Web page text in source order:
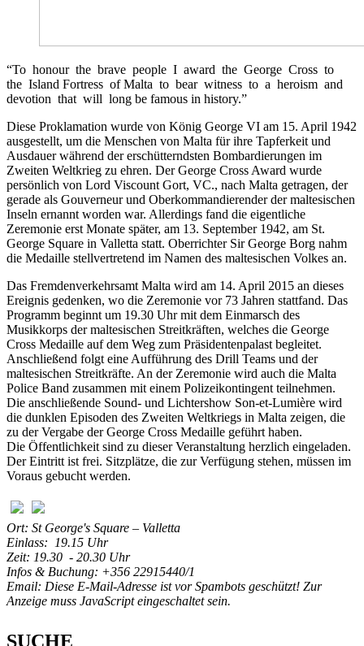
“To honour the brave people I award the George Cross to
the Island Fortress of Malta to bear witness to a heroism and
devotion that will long be famous in history.”
Diese Proklamation wurde von König George VI am 15. April 1942
ausgestellt, um die Menschen von Malta für ihre Tapferkeit und
Ausdauer während der erschütterndsten Bombardierungen im
Zweiten Weltkrieg zu ehren. Der George Cross Award wurde
persönlich von Lord Viscount Gort, VC., nach Malta getragen, der
gerade als Gouverneur und Oberkommandierender der maltesischen
Inseln ernannt worden war. Allerdings fand die eigentliche
Zeremonie erst Monate später, am 13. September 1942, am St.
George Square in Valletta statt. Oberrichter Sir George Borg nahm
die Medaille stellvertretend im Namen des maltesischen Volkes an.
Das Fremdenverkehrsamt Malta wird am 14. April 2015 an dieses
Ereignis gedenken, wo die Zeremonie vor 73 Jahren stattfand. Das
Programm beginnt um 19.30 Uhr mit dem Einmarsch des
Musikkorps der maltesischen Streitkräften, welches die George
Cross Medaille auf dem Weg zum Präsidentenpalast begleitet.
Anschließend folgt eine Aufführung des Drill Teams und der
maltesischen Streitkräfte. An der Zeremonie wird auch die Malta
Police Band zusammen mit einem Polizeikontingent teilnehmen.
Die anschließende Sound- und Lichtershow Son-et-Lumière wird
die dunklen Episoden des Zweiten Weltkriegs in Malta zeigen, die
zu der Vergabe der George Cross Medaille geführt haben.
Die Öffentlichkeit sind zu dieser Veranstaltung herzlich eingeladen.
Der Eintritt ist frei. Sitzplätze, die zur Verfügung stehen, müssen im
Voraus gebucht werden.
Ort: St George's Square – Valletta
Einlass: 19.15 Uhr
Zeit: 19.30 - 20.30 Uhr
Infos & Buchung: +356 22915440/1
Email: Diese E-Mail-Adresse ist vor Spambots geschützt! Zur
Anzeige muss JavaScript eingeschaltet sein.
SUCHE